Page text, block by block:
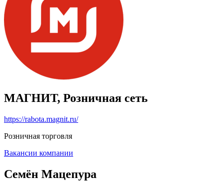
МАГНИТ, Розничная сеть
https://rabota.magnit.ru/
Розничная торговля
Вакансии компании
Семён Мацепура